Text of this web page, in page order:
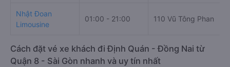
Nhật Đoan
Limousine
01:00 - 21:00 110 Vũ Tông Phan
Cách đặt vé xe khách đi Định Quán - Đồng Nai từ
Quận 8 - Sài Gòn nhanh và uy tín nhất